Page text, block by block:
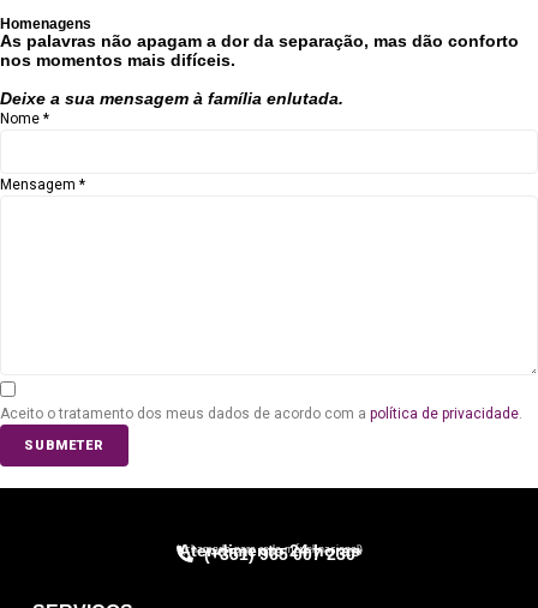
Homenagens
As palavras não apagam a dor da separação, mas dão conforto
nos momentos mais difíceis.
Deixe a sua mensagem à família enlutada.
Nome *
Mensagem *
Aceito o tratamento dos meus dados de acordo com a política de privacidade.
SUBMETER
Atendimento 24 horas
(+351) 965 007 230*
*(chamada para rede móvel nacional)